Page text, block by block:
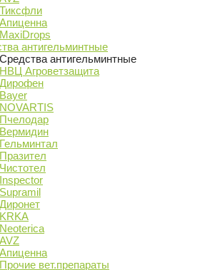
Тиксфли
Апиценна
MaxiDrops
антигельминтные
Средства антигельминтные
НВЦ Агроветзащита
Дирофен
Bayer
NOVARTIS
Пчелодар
Вермидин
Гельминтал
Празител
Чистотел
Inspector
Supramil
Диронет
KRKA
Neoterica
AVZ
Апиценна
Прочие вет.препараты